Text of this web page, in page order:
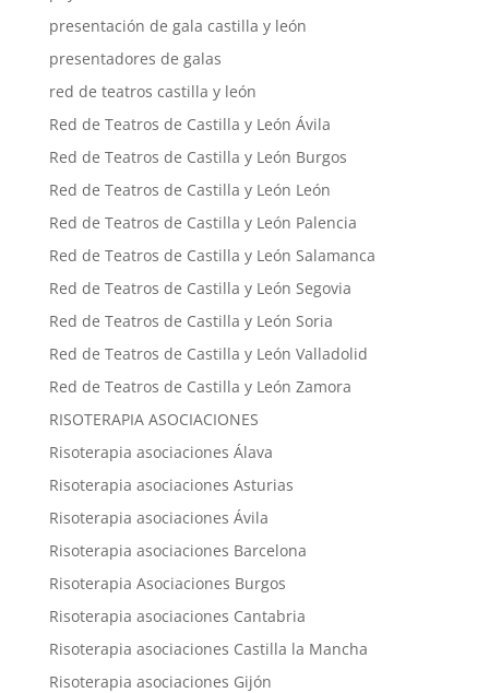
presentación de gala castilla y león
presentadores de galas
red de teatros castilla y león
Red de Teatros de Castilla y León Ávila
Red de Teatros de Castilla y León Burgos
Red de Teatros de Castilla y León León
Red de Teatros de Castilla y León Palencia
Red de Teatros de Castilla y León Salamanca
Red de Teatros de Castilla y León Segovia
Red de Teatros de Castilla y León Soria
Red de Teatros de Castilla y León Valladolid
Red de Teatros de Castilla y León Zamora
RISOTERAPIA ASOCIACIONES
Risoterapia asociaciones Álava
Risoterapia asociaciones Asturias
Risoterapia asociaciones Ávila
Risoterapia asociaciones Barcelona
Risoterapia Asociaciones Burgos
Risoterapia asociaciones Cantabria
Risoterapia asociaciones Castilla la Mancha
Risoterapia asociaciones Gijón